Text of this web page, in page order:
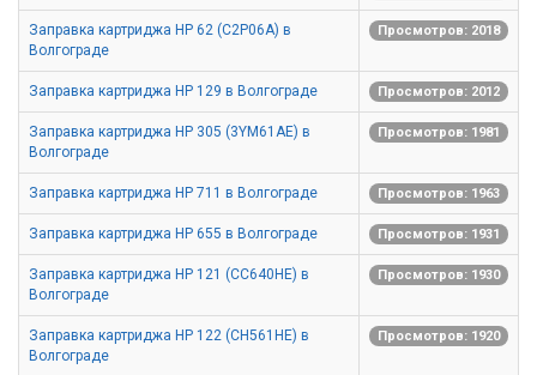
Заправка картриджа HP 62 (C2P06A) в
Волгограде
Просмотров: 2018
Заправка картриджа HP 129 в Волгограде Просмотров: 2012
Заправка картриджа HP 305 (3YM61AE) в
Волгограде
Просмотров: 1981
Заправка картриджа HP 711 в Волгограде Просмотров: 1963
Заправка картриджа HP 655 в Волгограде Просмотров: 1931
Заправка картриджа HP 121 (CC640HE) в
Волгограде
Просмотров: 1930
Заправка картриджа HP 122 (CH561HE) в
Волгограде
Просмотров: 1920